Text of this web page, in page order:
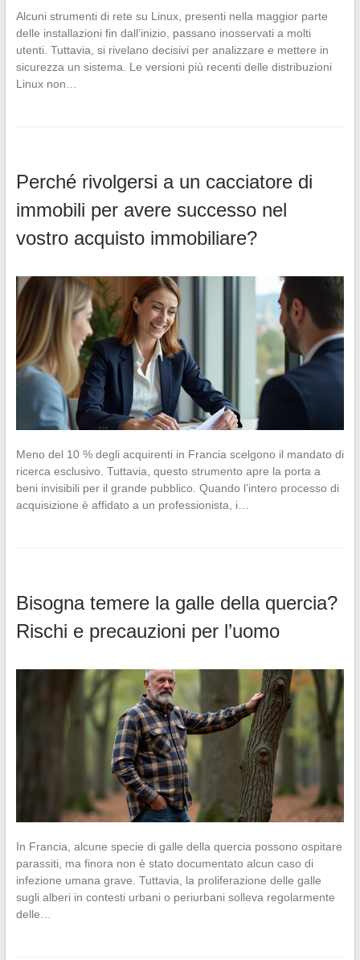
Alcuni strumenti di rete su Linux, presenti nella maggior parte
delle installazioni fin dall’inizio, passano inosservati a molti
utenti. Tuttavia, si rivelano decisivi per analizzare e mettere in
sicurezza un sistema. Le versioni più recenti delle distribuzioni
Linux non…
Perché rivolgersi a un cacciatore di
immobili per avere successo nel
vostro acquisto immobiliare?
Meno del 10 % degli acquirenti in Francia scelgono il mandato di
ricerca esclusivo. Tuttavia, questo strumento apre la porta a
beni invisibili per il grande pubblico. Quando l’intero processo di
acquisizione è affidato a un professionista, i…
Bisogna temere la galle della quercia?
Rischi e precauzioni per l’uomo
In Francia, alcune specie di galle della quercia possono ospitare
parassiti, ma finora non è stato documentato alcun caso di
infezione umana grave. Tuttavia, la proliferazione delle galle
sugli alberi in contesti urbani o periurbani solleva regolarmente
delle…